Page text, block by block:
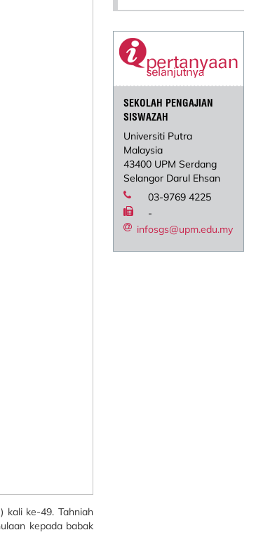
kali ke-49. Tahniah
kepada babak
SEKOLAH PENGAJIAN
SISWAZAH
Universiti Putra
Malaysia
43400 UPM Serdang
Selangor Darul Ehsan
03-9769 4225
-
infosgs@upm.edu.my